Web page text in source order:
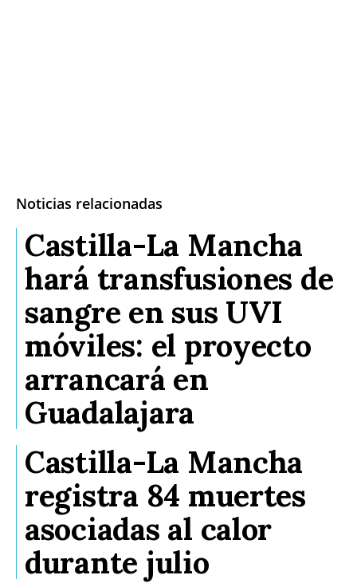
Noticias relacionadas
Castilla-La Mancha
hará transfusiones de
sangre en sus UVI
móviles: el proyecto
arrancará en
Guadalajara
Castilla-La Mancha
registra 84 muertes
asociadas al calor
durante julio